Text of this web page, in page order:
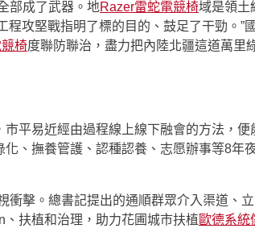
部成了武器。地Razer雷蛇電競椅域是領土
程攻堅戰指明了標的目的、鼓足了干勁。”國
椅度聯防聯治，盡力把內陸北疆這道萬里
平易近經由過程線上線下融會的方法，便
、撫養管護、認種認養、志愿辦事等8年
衝擊。總書記提出的通順群眾介入渠道、立
扶植和治理，助力花圃城市扶植歐德系統